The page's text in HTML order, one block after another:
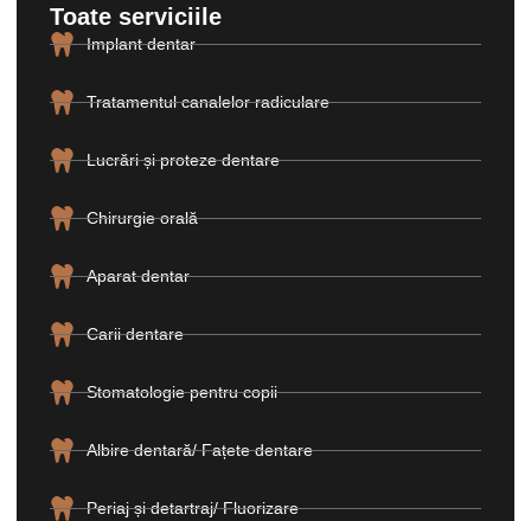
Toate serviciile
Implant dentar
Tratamentul canalelor radiculare
Lucrări și proteze dentare
Chirurgie orală
Aparat dentar
Carii dentare
Stomatologie pentru copii
Albire dentară/ Fațete dentare
Periaj și detartraj/ Fluorizare